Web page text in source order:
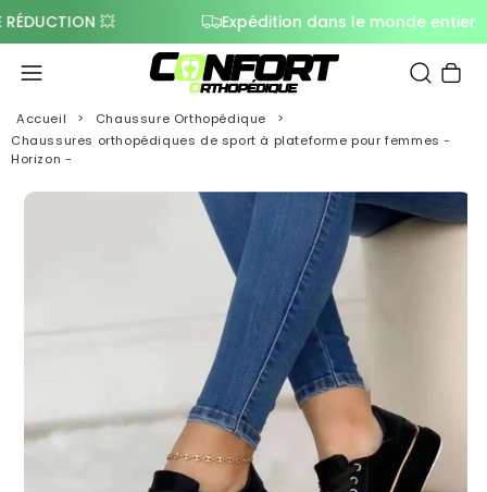
💥 Expédition dans le monde entier
Panier
Accueil
Chaussure Orthopédique
Chaussures orthopédiques de sport à plateforme pour femmes -
Horizon -